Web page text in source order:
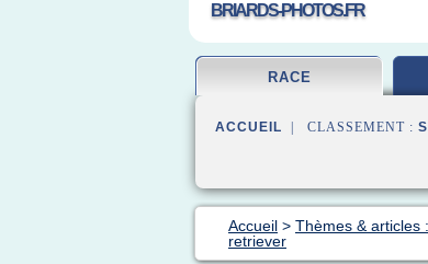
BRIARDS-PHOTOS.FR
RACE
ACCUEIL | CLASSEMENT :
Accueil > Thèmes & articles
retriever